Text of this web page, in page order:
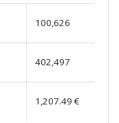
100,626
402,497
1,207.49 €